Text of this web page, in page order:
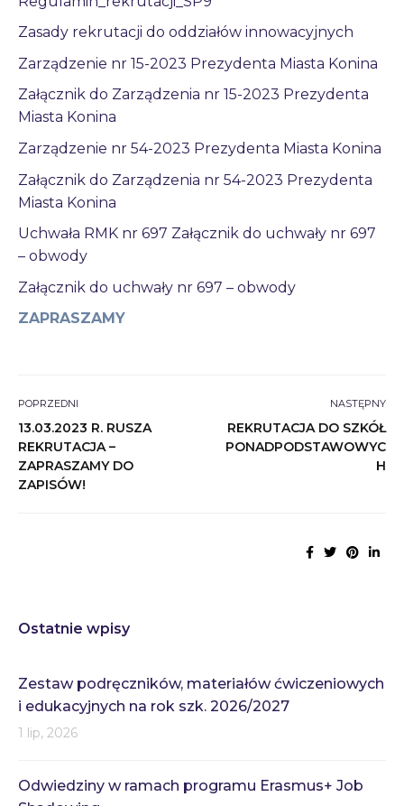
Zasady rekrutacji do oddziałów innowacyjnych
Zarządzenie nr 15-2023 Prezydenta Miasta Konina
Załącznik do Zarządzenia nr 15-2023 Prezydenta
Miasta Konina
Zarządzenie nr 54-2023 Prezydenta Miasta Konina
Załącznik do Zarządzenia nr 54-2023 Prezydenta
Miasta Konina
Uchwała RMK nr 697 Załącznik do uchwały nr 697
– obwody
Załącznik do uchwały nr 697 – obwody
ZAPRASZAMY
POPRZEDNI
13.03.2023 R. RUSZA
REKRUTACJA –
ZAPRASZAMY DO
ZAPISÓW!
NASTĘPNY
REKRUTACJA DO SZKÓŁ
PONADPODSTAWOWYC
H
Ostatnie wpisy
Zestaw podręczników, materiałów ćwiczeniowych
i edukacyjnych na rok szk. 2026/2027
1 lip, 2026
Odwiedziny w ramach programu Erasmus+ Job